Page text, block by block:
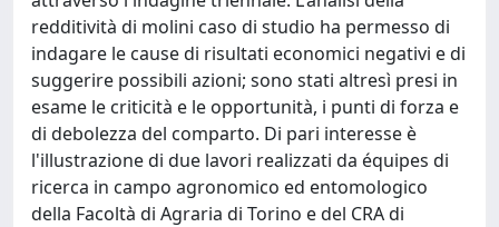
redditività di molini caso di studio ha permesso di
indagare le cause di risultati economici negativi e di
suggerire possibili azioni; sono stati altresì presi in
esame le criticità e le opportunità, i punti di forza e
di debolezza del comparto. Di pari interesse è
l'illustrazione di due lavori realizzati da équipes di
ricerca in campo agronomico ed entomologico
della Facoltà di Agraria di Torino e del CRA di